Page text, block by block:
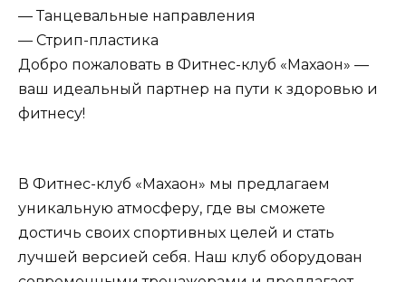
— Танцевальные направления
— Стрип-пластика
Добро пожаловать в Фитнес-клуб «Махаон» —
ваш идеальный партнер на пути к здоровью и
фитнесу!
В Фитнес-клуб «Махаон» мы предлагаем
уникальную атмосферу, где вы сможете
достичь своих спортивных целей и стать
лучшей версией себя. Наш клуб оборудован